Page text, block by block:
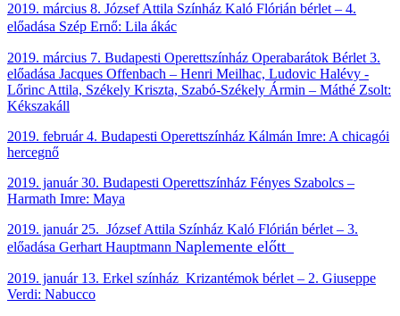
2019. március 8. József Attila Színház Kaló Flórián bérlet – 4.
előadása Szép Ernő: Lila ákác
2019. március 7. Budapesti Operettszínház Operabarátok Bérlet 3.
előadása Jacques Offenbach – Henri Meilhac, Ludovic Halévy -
Lőrinc Attila, Székely Kriszta, Szabó-Székely Ármin – Máthé Zsolt:
Kékszakáll
2019. február 4. Budapesti Operettszínház Kálmán Imre: A chicagói
hercegnő
2019. január 30. Budapesti Operettszínház Fényes Szabolcs –
Harmath Imre: Maya
2019. január25. József Attila Színház Kaló Flórián bérlet – 3.
előadása Gerhart Hauptmann Naplemente előtt
2019. január13. Erkel színház Krizantémok bérlet – 2. Giuseppe
Verdi: Nabucco